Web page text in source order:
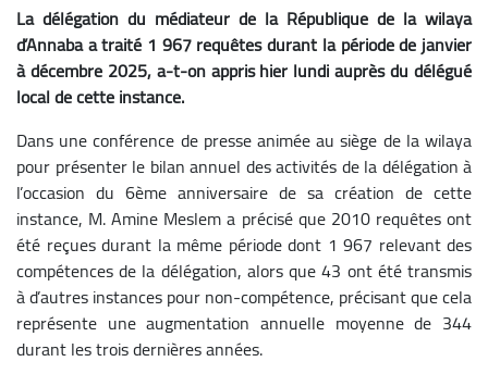
La délégation du médiateur de la République de la wilaya
d’Annaba a traité 1 967 requêtes durant la période de janvier
à décembre 2025, a-t-on appris hier lundi auprès du délégué
local de cette instance.
Dans une conférence de presse animée au siège de la wilaya
pour présenter le bilan annuel des activités de la délégation à
l’occasion du 6ème anniversaire de sa création de cette
instance, M. Amine Meslem a précisé que 2010 requêtes ont
été reçues durant la même période dont 1 967 relevant des
compétences de la délégation, alors que 43 ont été transmis
à d’autres instances pour non-compétence, précisant que cela
représente une augmentation annuelle moyenne de 344
durant les trois dernières années.